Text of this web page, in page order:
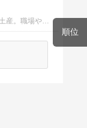
順位
「沖縄に行ってきたよ！」と笑顔で渡すお土産。職場や友人、家族など配る相手が多いと、何を選ぶか迷っちゃいますよね。